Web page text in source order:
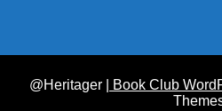
@Heritager | Book Club